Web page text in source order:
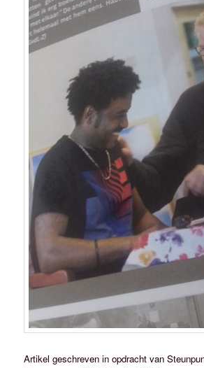
Artikel geschreven in opdracht van